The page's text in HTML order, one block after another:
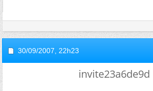
30/09/2007, 22h23
invite23a6de9d